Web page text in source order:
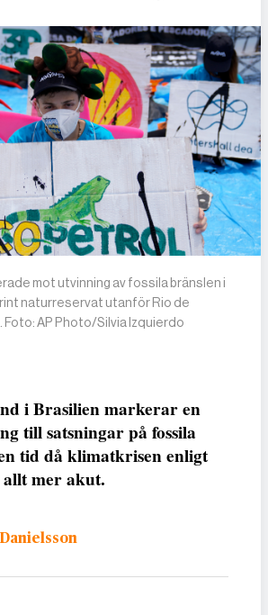
mot utvinning av fossila bränslen i
naturreservat utanför Rio de
Foto: AP Photo/Silvia Izquierdo
i Brasilien markerar en
till satsningar på fossila
tid då klimatkrisen enligt
mer akut.